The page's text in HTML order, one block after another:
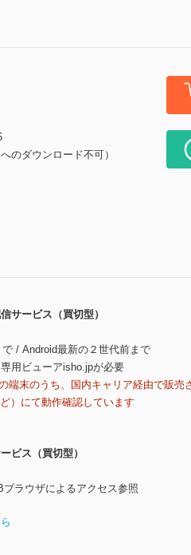
のダウンロード不可）
サービス（買切型）
/ Android最新の２世代前まで
用ビューアisho.jpが必要
端末のうち、国内キャリア経由で販売
）にて動作確認しています
ビス（買切型）
ラウザによるアクセス参照